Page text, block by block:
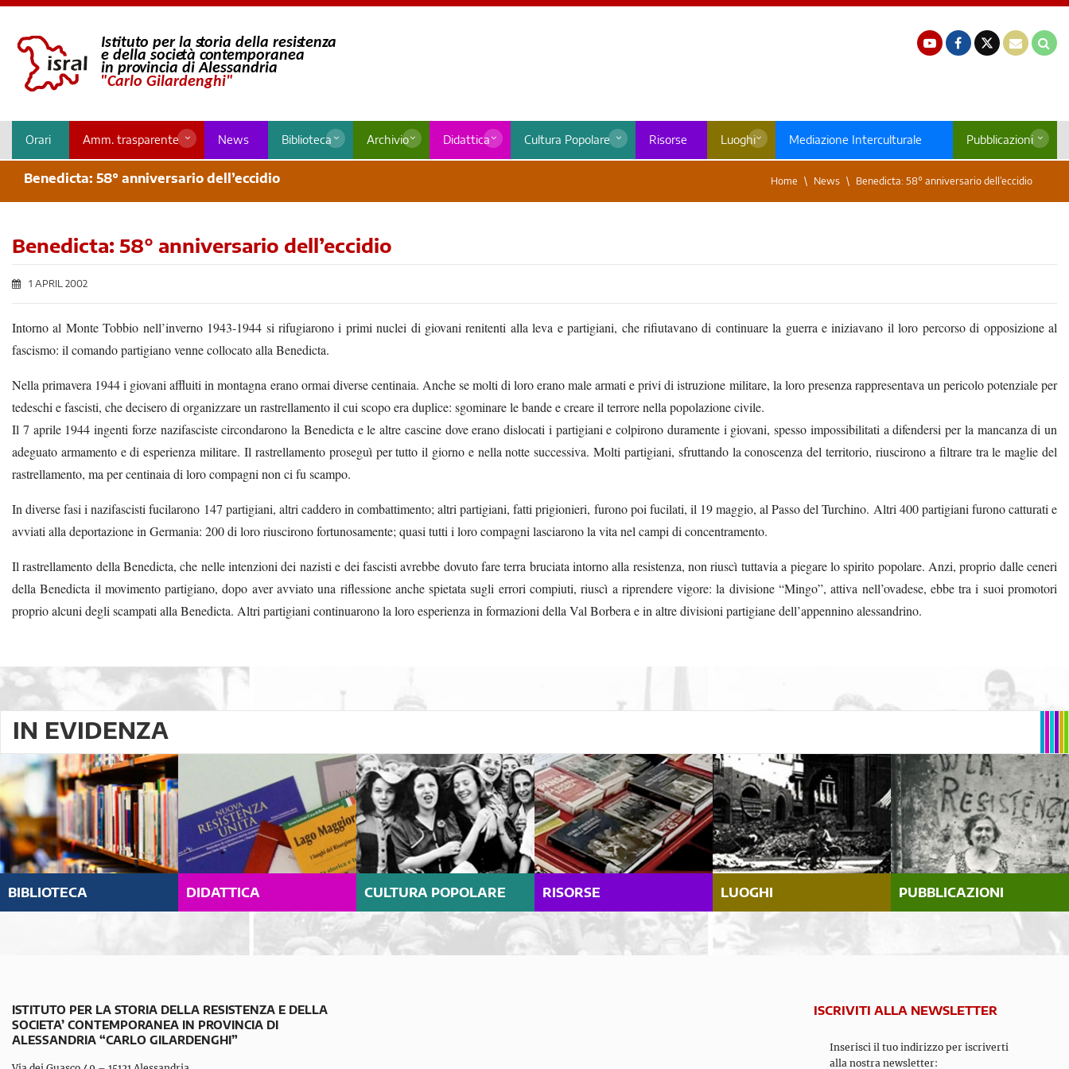
Orari Amm. trasparente News Biblioteca Archivio Didattica Cultura Popolare Risorse Luoghi Mediazione Interculturale Pubblicazioni
Benedicta: 58° anniversario dell’eccidio Home News Benedicta: 58° anniversario dell’eccidio
Benedicta: 58° anniversario dell’eccidio
1 APRIL 2002
Intorno al Monte Tobbio nell’inverno 1943-1944 si rifugiarono i primi nuclei di giovani renitenti alla leva e partigiani, che rifiutavano di continuare la guerra e iniziavano il loro percorso di opposizione al
fascismo: il comando partigiano venne collocato alla Benedicta.
Nella primavera 1944 i giovani affluiti in montagna erano ormai diverse centinaia. Anche se molti di loro erano male armati e privi di istruzione militare, la loro presenza rappresentava un pericolo potenziale per
tedeschi e fascisti, che decisero di organizzare un rastrellamento il cui scopo era duplice: sgominare le bande e creare il terrore nella popolazione civile.
Il 7 aprile 1944 ingenti forze nazifasciste circondarono la Benedicta e le altre cascine dove erano dislocati i partigiani e colpirono duramente i giovani, spesso impossibilitati a difendersi per la mancanza di un
adeguato armamento e di esperienza militare. Il rastrellamento proseguì per tutto il giorno e nella notte successiva. Molti partigiani, sfruttando la conoscenza del territorio, riuscirono a filtrare tra le maglie del
rastrellamento, ma per centinaia di loro compagni non ci fu scampo.
In diverse fasi i nazifascisti fucilarono 147 partigiani, altri caddero in combattimento; altri partigiani, fatti prigionieri, furono poi fucilati, il 19 maggio, al Passo del Turchino. Altri 400 partigiani furono catturati e
avviati alla deportazione in Germania: 200 di loro riuscirono fortunosamente; quasi tutti i loro compagni lasciarono la vita nel campi di concentramento.
Il rastrellamento della Benedicta, che nelle intenzioni dei nazisti e dei fascisti avrebbe dovuto fare terra bruciata intorno alla resistenza, non riuscì tuttavia a piegare lo spirito popolare. Anzi, proprio dalle ceneri
della Benedicta il movimento partigiano, dopo aver avviato una riflessione anche spietata sugli errori compiuti, riuscì a riprendere vigore: la divisione “Mingo”, attiva nell’ovadese, ebbe tra i suoi promotori
proprio alcuni degli scampati alla Benedicta. Altri partigiani continuarono la loro esperienza in formazioni della Val Borbera e in altre divisioni partigiane dell’appennino alessandrino.
IN EVIDENZA
BIBLIOTECA DIDATTICA CULTURA POPOLARE RISORSE LUOGHI PUBBLICAZIONI
ISTITUTO PER LA STORIA DELLA RESISTENZA E DELLA
SOCIETA’ CONTEMPORANEA IN PROVINCIA DI
ALESSANDRIA “CARLO GILARDENGHI”
ISCRIVITI ALLA NEWSLETTER
Inserisci il tuo indirizzo per iscriverti
alla nostra newsletter: